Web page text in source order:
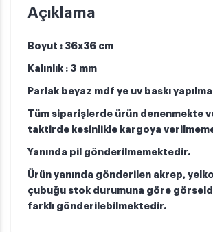
Açıklama
Boyut : 36x36 cm
Kalınlık : 3 mm
Parlak beyaz mdf ye uv baskı
Tüm siparişlerde ürün denenmekte ve
taktirde kesinlikle kargoya
Yanında pil gönderilmemektedir.
Ürün yanında gönderilen akrep,
çubuğu stok durumuna göre
farklı gönderilebilmektedir.